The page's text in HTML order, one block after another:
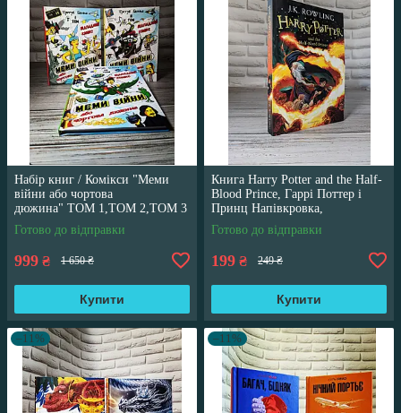
Набір книг / Комікси "Меми
війни або чортова
дюжина" ТОМ 1,ТОМ 2,ТОМ 3
Трегуб Ганна
Готово до відправки
999 ₴ 1 650 ₴
Купити
Книга Harry Potter and the Half-
Blood Prince, Гаррі Поттер і
Принц Напівкровка,
англійською мовою
Готово до відправки
199 ₴ 249 ₴
Купити
–11% –11%